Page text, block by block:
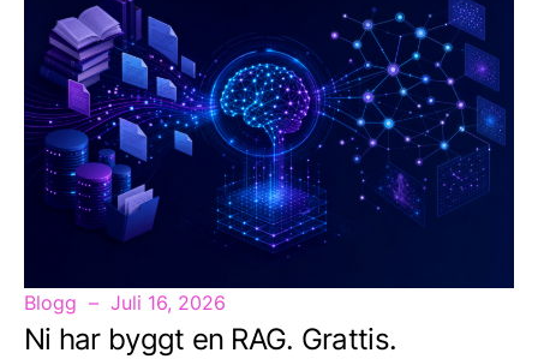
Blogg Juli 16, 2026
Ni har byggt en RAG. Grattis.